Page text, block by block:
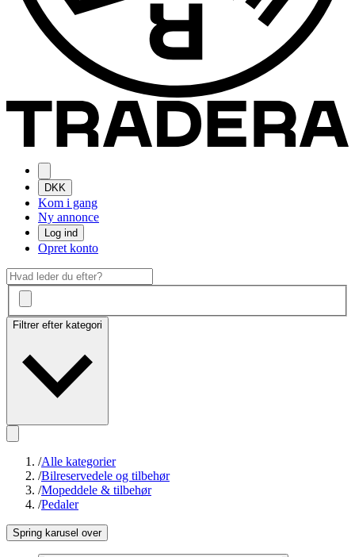
DKK
Kom i gang
Ny annonce
Log ind
Opret konto
Filtrer efter kategori
/Alle kategorier
/Bilreservedele og tilbehør
/Mopeddele & tilbehør
/Pedaler
Spring karusel over